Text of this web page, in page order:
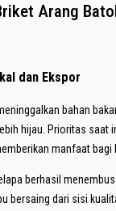
Arang
dan Ekspor
bahan
hijau. Prioritas saat
manfaat bagi
berhasil
bersaing dari sisi